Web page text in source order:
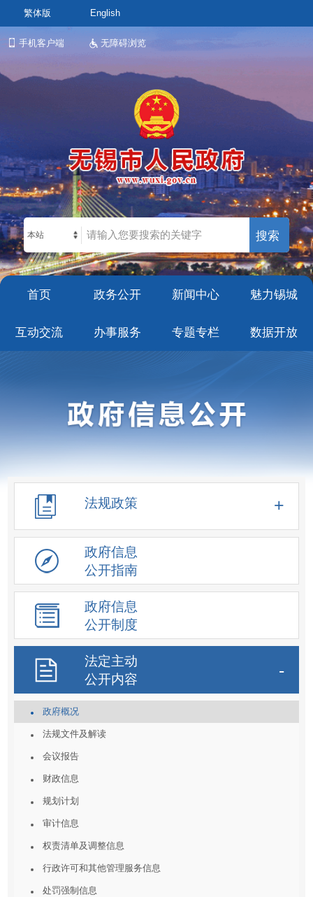
繁体版 English
手机客户端 无障碍浏览
本站
首页 政务公开 新闻中心 魅力锡城
互动交流 办事服务 专题专栏 数据开放
法规政策
政府信息
公开指南
政府信息
公开制度
法定主动
公开内容
政府概况
法规文件及解读
会议报告
财政信息
规划计划
审计信息
权责清单及调整信息
行政许可和其他管理服务信息
处罚强制信息